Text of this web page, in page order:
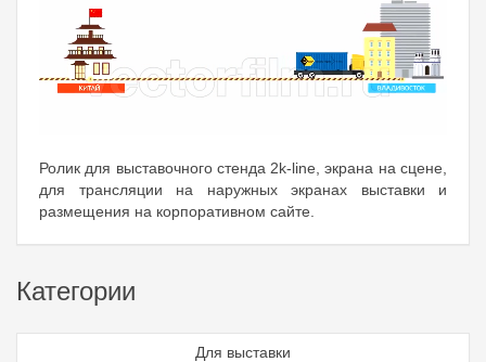
Ролик для выставочного стенда 2k-line, экрана на сцене,
для трансляции на наружных экранах выставки и
размещения на корпоративном сайте.
Категории
Для выставки